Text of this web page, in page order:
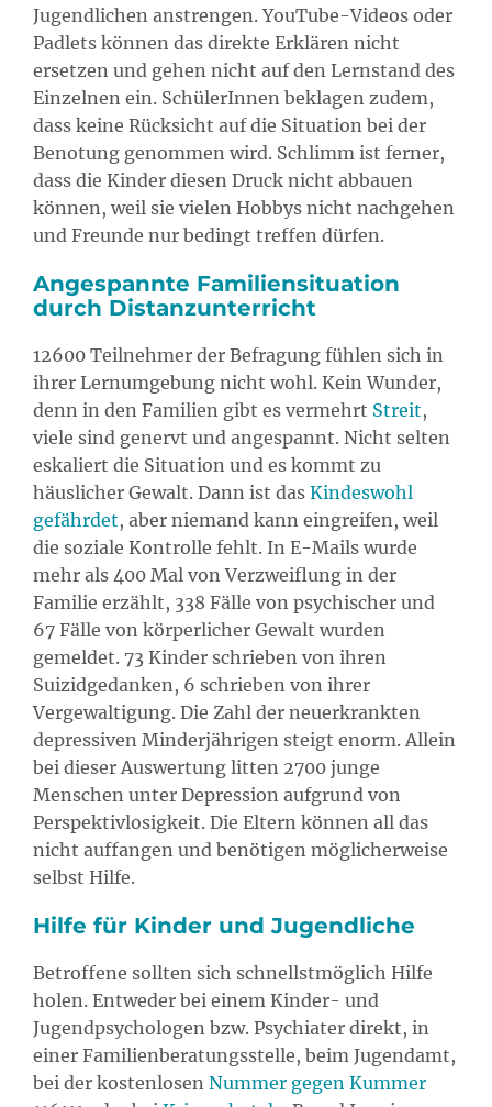
Jugendlichen anstrengen. YouTube-Videos oder
Padlets können das direkte Erklären nicht
ersetzen und gehen nicht auf den Lernstand des
Einzelnen ein. SchülerInnen beklagen zudem,
dass keine Rücksicht auf die Situation bei der
Benotung genommen wird. Schlimm ist ferner,
dass die Kinder diesen Druck nicht abbauen
können, weil sie vielen Hobbys nicht nachgehen
und Freunde nur bedingt treffen dürfen.
Angespannte Familiensituation
durch Distanzunterricht
12600 Teilnehmer der Befragung fühlen sich in
ihrer Lernumgebung nicht wohl. Kein Wunder,
denn in den Familien gibt es vermehrt Streit,
viele sind genervt und angespannt. Nicht selten
eskaliert die Situation und es kommt zu
häuslicher Gewalt. Dann ist das Kindeswohl
gefährdet, aber niemand kann eingreifen, weil
die soziale Kontrolle fehlt. In E-Mails wurde
mehr als 400 Mal von Verzweiflung in der
Familie erzählt, 338 Fälle von psychischer und
67 Fälle von körperlicher Gewalt wurden
gemeldet. 73 Kinder schrieben von ihren
Suizidgedanken, 6 schrieben von ihrer
Vergewaltigung. Die Zahl der neuerkrankten
depressiven Minderjährigen steigt enorm. Allein
bei dieser Auswertung litten 2700 junge
Menschen unter Depression aufgrund von
Perspektivlosigkeit. Die Eltern können all das
nicht auffangen und benötigen möglicherweise
selbst Hilfe.
Hilfe für Kinder und Jugendliche
Betroffene sollten sich schnellstmöglich Hilfe
holen. Entweder bei einem Kinder- und
Jugendpsychologen bzw. Psychiater direkt, in
einer Familienberatungsstelle, beim Jugendamt,
bei der kostenlosen Nummer gegen Kummer